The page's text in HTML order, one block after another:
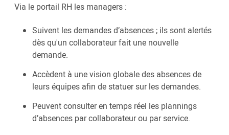
Via le portail RH les managers :
Suivent les demandes d’absences ; ils sont alertés
dès qu'un collaborateur fait une nouvelle
demande.
Accèdent à une vision globale des absences de
leurs équipes afin de statuer sur les demandes.
Peuvent consulter en temps réel les plannings
d’absences par collaborateur ou par service.